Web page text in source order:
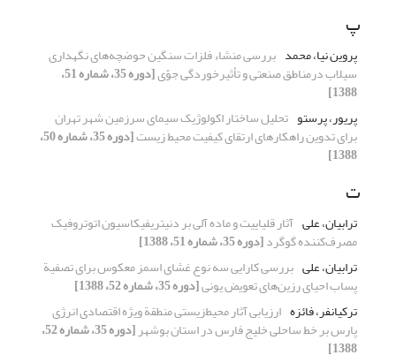
پ
پروین نیا، محمد بررسی منشاء فلزات سنگین حوضچه‌های نگهداری
سیلاب درمناطق صنعتی و تأثیرخوردگی جوّی [دوره 35، شماره 51،
1388]
پریور، پرستو تحلیل ساختار اکولوژیک سیمای سرزمین شهر تهران
برای تدوین راهکارهای ارتقای کیفیت محیط زیست [دوره 35، شماره 50،
1388]
ت
ترابیان، علی آثار قلیاییت و ماده آلی بر دنیتریفیکاسیون اتوتروفیک
مصرف‌کننده گوگرد[دوره 35، شماره 51، 1388]
ترابیان، علی بررسی کارایی سه نوع غشای اسمز معکوس برای تصفیة
پساب احیای رزین‌های تعویض یونی[دوره 35، شماره 52، 1388]
ترکیانفر، فائزه ارزیابی آثار محیط‌زیستی منطقة ویژه اقتصادی انرژی
پارس بر خط ساحلی خلیج فارس در استان بوشهر [دوره 35، شماره 52،
1388]